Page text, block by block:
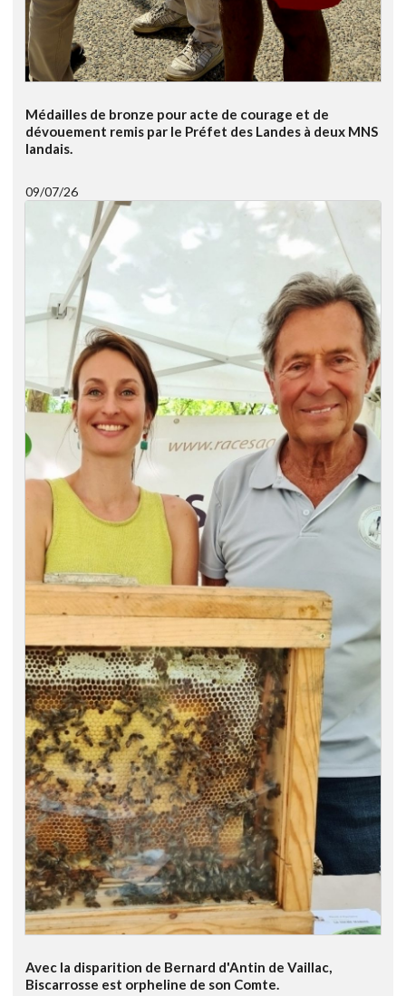
Médailles de bronze pour acte de courage et de
dévouement remis par le Préfet des Landes à deux MNS
landais.
09/07/26
Avec la disparition de Bernard d'Antin de Vaillac,
Biscarrosse est orpheline de son Comte.